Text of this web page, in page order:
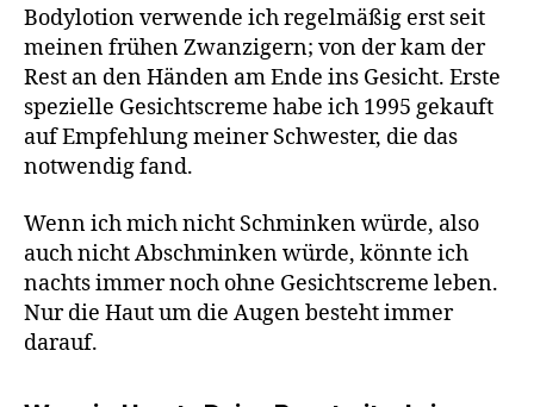
Bodylotion verwende ich regelmäßig erst seit
meinen frühen Zwanzigern; von der kam der
Rest an den Händen am Ende ins Gesicht. Erste
spezielle Gesichtscreme habe ich 1995 gekauft
auf Empfehlung meiner Schwester, die das
notwendig fand.
Wenn ich mich nicht Schminken würde, also
auch nicht Abschminken würde, könnte ich
nachts immer noch ohne Gesichtscreme leben.
Nur die Haut um die Augen besteht immer
darauf.